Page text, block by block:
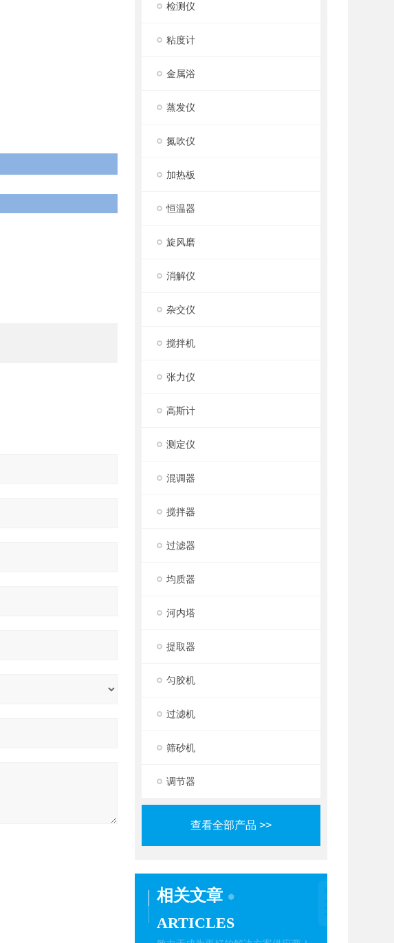
检测仪
粘度计
金属浴
蒸发仪
氮吹仪
加热板
恒温器
旋风磨
消解仪
杂交仪
搅拌机
张力仪
高斯计
测定仪
混调器
搅拌器
过滤器
均质器
河内塔
提取器
匀胶机
过滤机
筛砂机
调节器
查看全部产品 >>
相关文章
ARTICLES